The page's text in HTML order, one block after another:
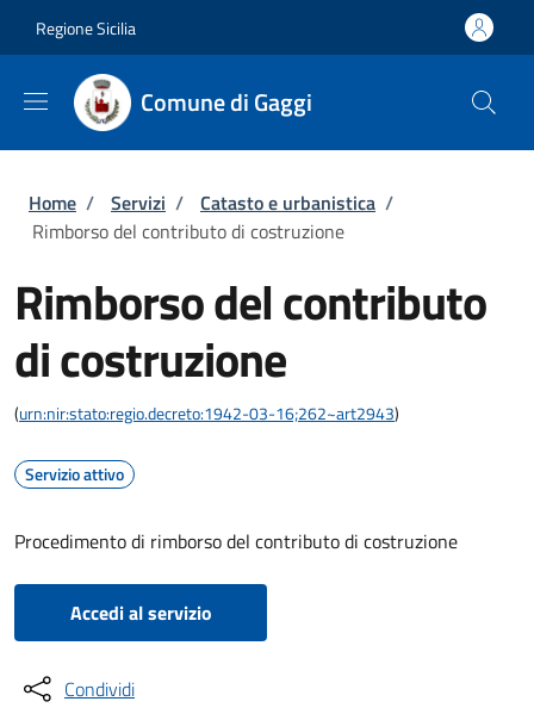
Regione Sicilia
Comune di Gaggi
Briciole di pane
Home / Servizi / Catasto e urbanistica /
Rimborso del contributo di costruzione
Rimborso del contributo
di costruzione
(urn:nir:stato:regio.decreto:1942-03-16;262~art2943)
Servizio attivo
Procedimento di rimborso del contributo di costruzione
Accedi al servizio
Condividi